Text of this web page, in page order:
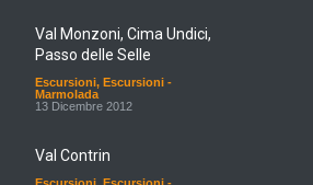
Val Monzoni, Cima Undici,
Passo delle Selle
Escursioni, Escursioni -
Marmolada
13 Dicembre 2012
Val Contrin